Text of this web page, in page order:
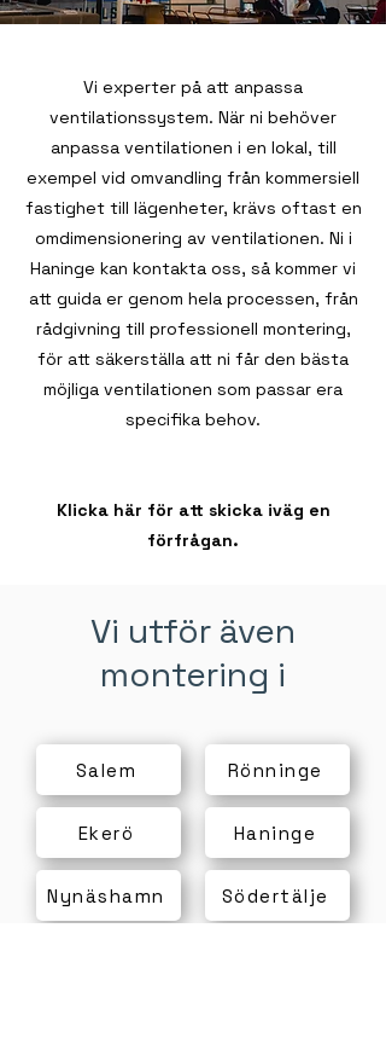
Vi experter på att anpassa
ventilationssystem. När ni behöver
anpassa ventilationen i en lokal, till
exempel vid omvandling från kommersiell
fastighet till lägenheter, krävs oftast en
omdimensionering av ventilationen. Ni i
Haninge kan kontakta oss, så kommer vi
att guida er genom hela processen, från
rådgivning till professionell montering,
för att säkerställa att ni får den bästa
möjliga ventilationen som passar era
specifika behov.
Klicka här för att skicka iväg en
förfrågan.
Vi utför även
montering i
Salem
Ekerö
Nynäshamn
Rönninge
Haninge
Södertälje